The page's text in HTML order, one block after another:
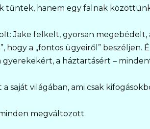
tűntek, hanem egy falnak
Jake felkelt, gyorsan megebédelt,
hogy a „fontos ügyeiről”
a háztartásért –
saját világában, ami csak
megváltozott.